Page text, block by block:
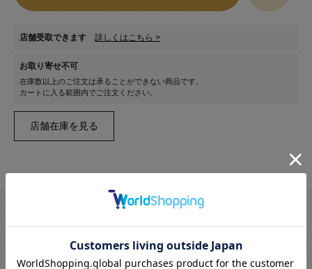
店舗受取できます 詳しくはこちら >
お取り寄せ不可
在庫数以上のご注文は承ることができない商品です。
カートに入る範囲内でご注文ください。
※新宿オカダヤ本店お取り扱い商品のご注文専用ページです※
こちらのページは、店頭にてあらかじめ商品詳細および商品コード
をご確認いただいた上でご注文いただけるページです。